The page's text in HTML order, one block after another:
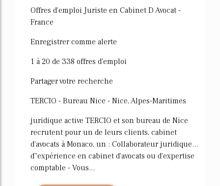
Offres d'emploi Juriste en Cabinet D Avocat -
France
Enregistrer comme alerte
1 à 20 de 338 offres d'emploi
Partager votre recherche
TERCIO - Bureau Nice - Nice, Alpes-Maritimes
juridique active TERCIO et son bureau de Nice
recrutent pour un de leurs clients, cabinet
d'avocats à Monaco, un : Collaborateur juridique...
d''expérience en cabinet d'avocats ou d'expertise
comptable - Vous...